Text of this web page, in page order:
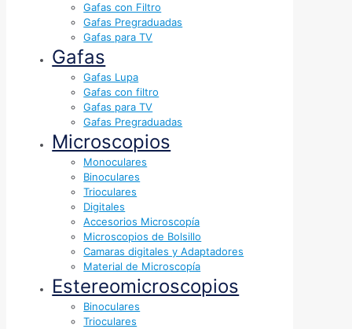
Gafas con Filtro
Gafas Pregraduadas
Gafas para TV
Gafas
Gafas Lupa
Gafas con filtro
Gafas para TV
Gafas Pregraduadas
Microscopios
Monoculares
Binoculares
Trioculares
Digitales
Accesorios Microscopía
Microscopios de Bolsillo
Camaras digitales y Adaptadores
Material de Microscopía
Estereomicroscopios
Binoculares
Trioculares